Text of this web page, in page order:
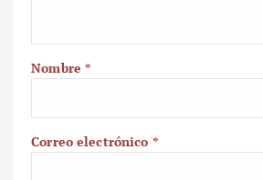
Nombre*
Correo electrónico *